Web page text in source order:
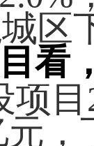
区
看
项目
元，